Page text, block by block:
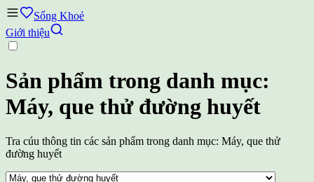
Sống Khoẻ
Giới thiệu
Sản phẩm trong danh mục:
Máy, que thử đường huyết
Tra cúu thông tin các sản phẩm trong danh mục: Máy, que thử
đường huyết